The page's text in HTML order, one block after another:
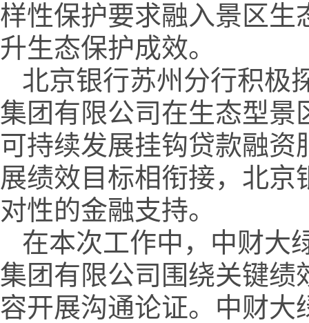
样性保护要求融入景区生
升生态保护成效。
北京银行苏州分行积极
集团有限公司在生态型景
可持续发展挂钩贷款融
展绩效目标相衔接，北
对性的金融支持。
在本次工作中，中财大
集团有限公司围绕关键绩
容开展沟通论证。中财大